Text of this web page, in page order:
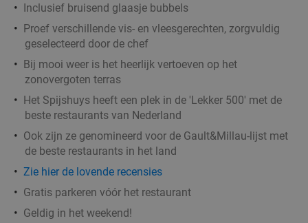
Inclusief bruisend glaasje bubbels
Proef verschillende vis- en vleesgerechten, zorgvuldig
geselecteerd door de chef
Bij mooi weer is het heerlijk vertoeven op het
zonovergoten terras
Het Spijshuys heeft een plek in de 'Lekker 500' met de
beste restaurants van Nederland
Ook zijn ze genomineerd voor de Gault&Millau-lijst met
de beste restaurants in het land
Zie hier de lovende recensies
Gratis parkeren vóór het restaurant
Geldig in het weekend!